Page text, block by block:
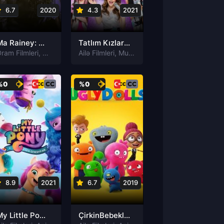
Filmleri,Musiqi Filmleri
6.7 2020
Ma Rainey: Blues’un Annesi / Ma Rainey’s Black Bottom
Filmleri, Musiqi Filmleri
4.3 2021
Tatlım Kızlar / Honey Girls
Ailə Filmleri, Musiqi Filmleri
8.9 2021
My Little Pony: Yeni Nesil / My Little Pony: A New Generation
%0
6.7 2019
ÇirkinBebekler / UglyDolls